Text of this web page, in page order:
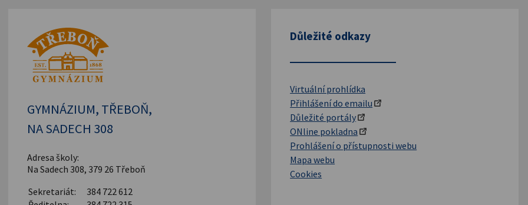
GYMNÁZIUM, TŘEBOŇ,
NA SADECH 308
Adresa školy:
Na Sadech 308, 379 26 Třeboň
Sekretariát:
384 722 612
Důležité odkazy
Virtuální prohlídka
Přihlášení do emailu
Důležité portály
ONline pokladna
Prohlášení o přístupnosti webu
Mapa webu
Cookies